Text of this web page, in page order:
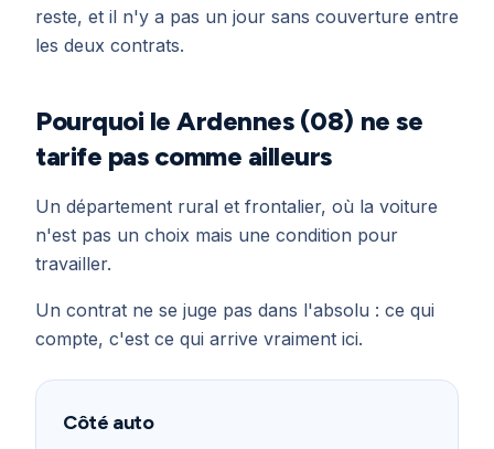
reste, et il n'y a pas un jour sans couverture entre
les deux contrats.
Pourquoi le Ardennes (08) ne se
tarife pas comme ailleurs
Un département rural et frontalier, où la voiture
n'est pas un choix mais une condition pour
travailler.
Un contrat ne se juge pas dans l'absolu : ce qui
compte, c'est ce qui arrive vraiment ici.
Côté auto